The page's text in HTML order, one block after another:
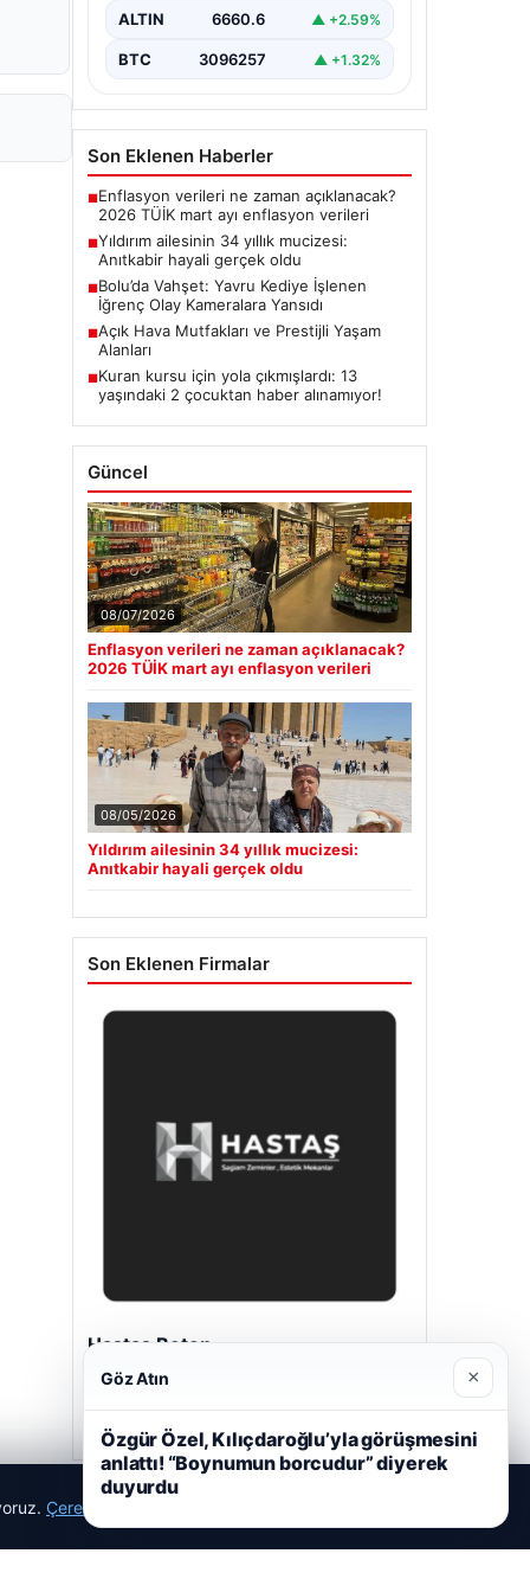
ALTIN 6660.6 ▲ +2.59%
BTC 3096257 ▲ +1.32%
Son Eklenen Haberler
■Enflasyon verileri ne zaman açıklanacak?
2026 TÜİK mart ayı enflasyon verileri
■Yıldırım ailesinin 34 yıllık mucizesi:
Anıtkabir hayali gerçek oldu
■Bolu’da Vahşet: Yavru Kediye İşlenen
İğrenç Olay Kameralara Yansıdı
■Açık Hava Mutfakları ve Prestijli Yaşam
Alanları
■Kuran kursu için yola çıkmışlardı: 13
yaşındaki 2 çocuktan haber alınamıyor!
Güncel
08/07/2026
Enflasyon verileri ne zaman açıklanacak?
2026 TÜİK mart ayı enflasyon verileri
08/05/2026
Yıldırım ailesinin 34 yıllık mucizesi:
Anıtkabir hayali gerçek oldu
Son Eklenen Firmalar
Hastaş Beton
05/26/2026
Çerez Politikamız
Göz Atın ×
Özgür Özel, Kılıçdaroğlu’yla görüşmesini
anlattı! “Boynumun borcudur” diyerek
duyurdu